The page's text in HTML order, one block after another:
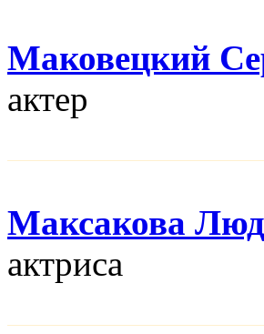
Маковецкий
актер
Максакова
актриса